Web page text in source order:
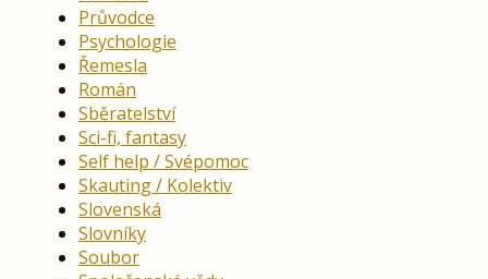
Průvodce
Psychologie
Řemesla
Román
Sběratelství
Sci-fi, fantasy
Self help / Svépomoc
Skauting / Kolektiv
Slovenská
Slovníky
Soubor